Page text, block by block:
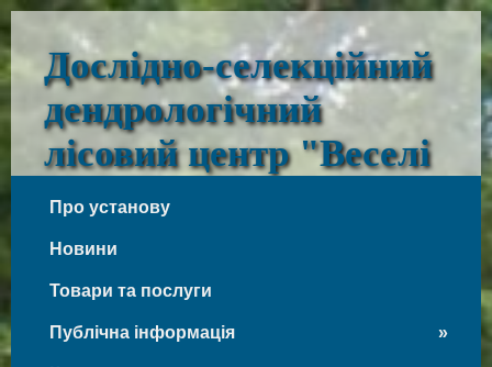
Дослідно-селекційний
дендрологічний
лісовий центр "Веселі
Боковеньки"
Веселі Боковеньки
Про установу
Новини
Товари та послуги
Публічна інформація